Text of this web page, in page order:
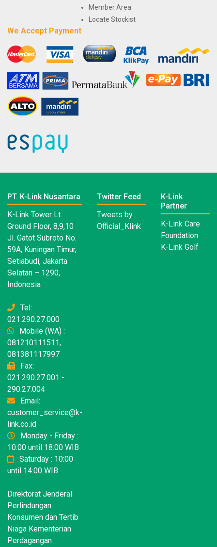
Member Area
Locate Stockist
We Accept Payment
PT. K-Link Nusantara
K-Link Tower Lt.
Ground Floor, 8,9,10
Jl. Gatot Subroto No.
59A, Kuningan Timur,
Setiabudi, Jakarta
Selatan – 1290,
Indonesia
Tel:
021.290.27.000
Mobile (WA) :
081210111511,
081381117997
Fax:
021.290.27.001 -
290.27.004
Email:
customer_service@k-
link.co.id
Monday - Friday :
10:00 until 18:00 WIB
Saturday : 10:00
until 14:00 WIB
Direktorat Jenderal
Perlindungan
Konsumen dan Tertib
Niaga Kementerian
Perdagangan
Twitter Feed
Tweets by
Official_Klink
K-Link
Partner
K-Link Care
Foundation
K-Link Golf